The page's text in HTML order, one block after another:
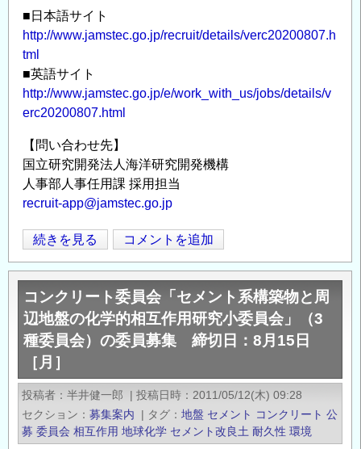
は
研
究
員
公
募
報
の
火
山
部
門
火
山・
地
球
内
究
タ
ー
主
任
研
究
員
も
■日本語サイト
http://www.jamstec.go.jp/recruit/details/verc20200807.h
tml
■英語サイト
http://www.jamstec.go.jp/e/work_with_us/jobs/details/v
erc20200807.html
【問い合わせ先】
国立研究開発法人海洋研究開発機構
人事部人事任用課 採用担当
recruit-app@jamstec.go.jp
海
洋
研
究
開
発
機
構
火
山・
地
続きを見る コメントを追加
コンクリート委員会「セメント系構築物と周
辺地盤の化学的相互作用研究小委員会」（3
種委員会）の委員募集 締切日：8月15日
［月］
投稿者 半井健一郎 | 投稿日時
2011/05/12(木) 09:28
セクション
募集案内 | タグ 地盤 セメント コンクリート 公
募 委員会 相互作用 地球化学 セメント改良土 耐久性 環境